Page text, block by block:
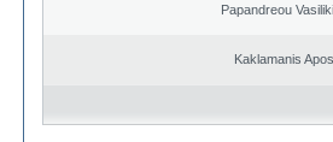
Papandreou
Kaklamanis